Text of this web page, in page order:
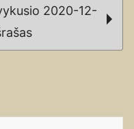
2020-12-